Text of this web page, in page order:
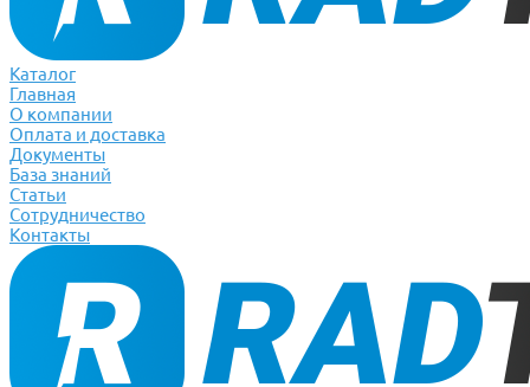
Каталог
Главная
О компании
Оплата и доставка
Документы
База знаний
Статьи
Сотрудничество
Контакты